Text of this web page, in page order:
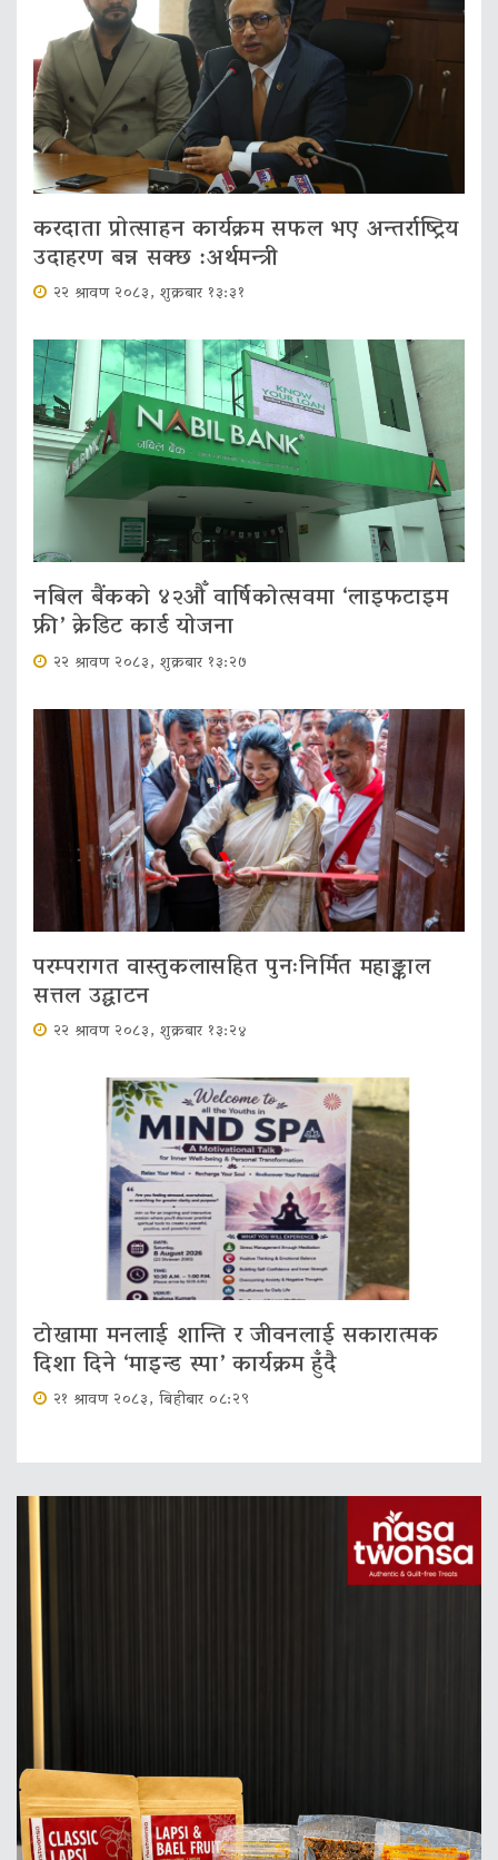
करदाता प्रोत्साहन कार्यक्रम सफल भए अन्तर्राष्ट्रिय
उदाहरण बन्न सक्छ :अर्थमन्त्री
२२ श्रावण २०८३, शुक्रबार १३:३१
नबिल बैंकको ४२औँ वार्षिकोत्सवमा ‘लाइफटाइम
फ्री’ क्रेडिट कार्ड योजना
२२ श्रावण २०८३, शुक्रबार १३:२७
परम्परागत वास्तुकलासहित पुनःनिर्मित महाङ्काल
सत्तल उद्घाटन
२२ श्रावण २०८३, शुक्रबार १३:२४
टोखामा मनलाई शान्ति र जीवनलाई सकारात्मक
दिशा दिने ‘माइन्ड स्पा’ कार्यक्रम हुँदै
२१ श्रावण २०८३, बिहीबार ०८:२९